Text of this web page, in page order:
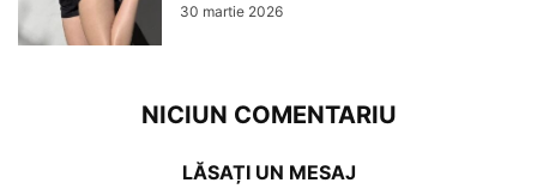
30 martie 2026
NICIUN COMENTARIU
LĂSAȚI UN MESAJ